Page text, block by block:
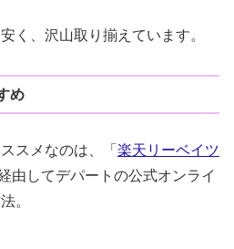
く、沢山取り揃えています。
め
スメなのは、「 楽天リーベイツ
由してデパートの公式オンライ
。